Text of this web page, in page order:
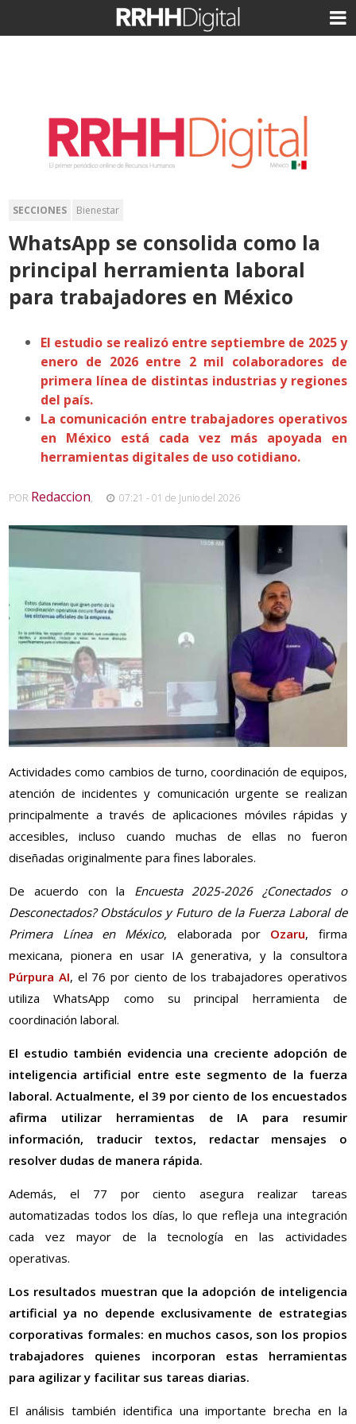
SECCIONES Bienestar
WhatsApp se consolida como la
principal herramienta laboral
para trabajadores en México
El estudio se realizó entre septiembre de 2025 y
enero de 2026 entre 2 mil colaboradores de
primera línea de distintas industrias y regiones
del país.
La comunicación entre trabajadores operativos
en México está cada vez más apoyada en
herramientas digitales de uso cotidiano.
POR Redaccion, 07:21 - 01 de Junio del 2026
Actividades como cambios de turno, coordinación de equipos,
atención de incidentes y comunicación urgente se realizan
principalmente a través de aplicaciones móviles rápidas y
accesibles, incluso cuando muchas de ellas no fueron
diseñadas originalmente para fines laborales.
De acuerdo con la Encuesta 2025-2026 ¿Conectados o
Desconectados? Obstáculos y Futuro de la Fuerza Laboral de
Primera Línea en México, elaborada por Ozaru, firma
mexicana, pionera en usar IA generativa, y la consultora
Púrpura AI, el 76 por ciento de los trabajadores operativos
utiliza WhatsApp como su principal herramienta de
coordinación laboral.
El estudio también evidencia una creciente adopción de
inteligencia artificial entre este segmento de la fuerza
laboral. Actualmente, el 39 por ciento de los encuestados
afirma utilizar herramientas de IA para resumir
información, traducir textos, redactar mensajes o
resolver dudas de manera rápida.
Además, el 77 por ciento asegura realizar tareas
automatizadas todos los días, lo que refleja una integración
cada vez mayor de la tecnología en las actividades
operativas.
Los resultados muestran que la adopción de inteligencia
artificial ya no depende exclusivamente de estrategias
corporativas formales: en muchos casos, son los propios
trabajadores quienes incorporan estas herramientas
para agilizar y facilitar sus tareas diarias.
El análisis también identifica una importante brecha en la